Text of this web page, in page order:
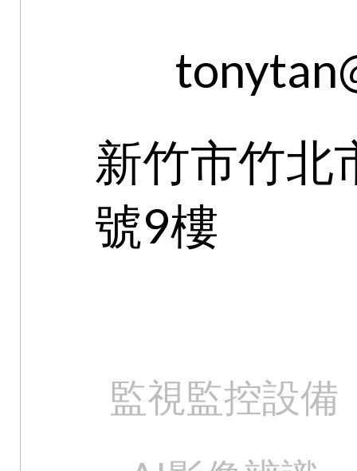
新竹市竹北
號9樓
監視監控設備